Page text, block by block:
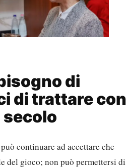
di
di trattare con
secolo
continuare ad accettare che
del gioco; non può permettersi di